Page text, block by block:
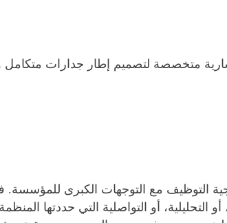
متخصصة لتصميم إطار جدارات
التوظيف مع التوجهات الكبرى للمؤسسة.
أو التواصلية التي حددتها المنظمة